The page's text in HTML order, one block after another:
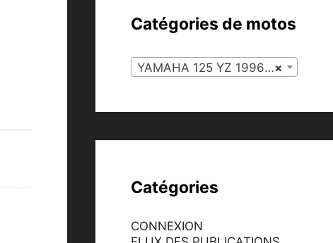
Catégories de motos
×
YAMAHA 125 YZ 1996 – 2004 (48)
Catégories
CONNEXION